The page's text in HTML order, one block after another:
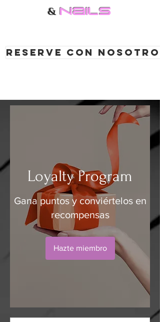
& Nails
Reserve con
Loyalty Program
Gana puntos y conviértelos en
recompensas
Hazte miembro